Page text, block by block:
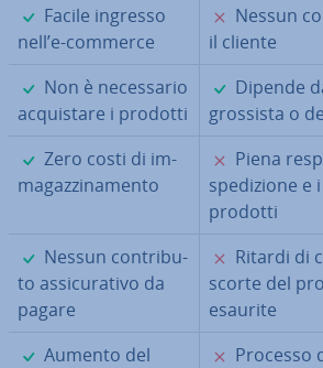
✓
Facile ingresso
nell’e-commerce
✗
Nessun
il cliente
✓
Non è ne­ces­sa­rio
ac­qui­sta­re i prodotti
✓
Dipende
grossista o
✓
Zero costi di im­
ma­gaz­zi­na­men­to
✗
Piena
spe­di­zio­ne e
prodotti
✓
Nessun con­tri­bu­
to as­si­cu­ra­ti­vo da
pagare
✗
Ritardi di
scorte del
esaurite
✓
Aumento del
✗
Processo